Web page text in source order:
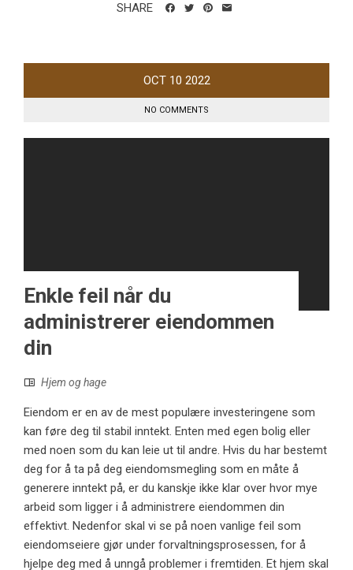
SHARE
OCT 10 2022
NO COMMENTS
Enkle feil når du
administrerer eiendommen
din
Hjem og hage
Eiendom er en av de mest populære investeringene som
kan føre deg til stabil inntekt. Enten med egen bolig eller
med noen som du kan leie ut til andre. Hvis du har bestemt
deg for å ta på deg eiendomsmegling som en måte å
generere inntekt på, er du kanskje ikke klar over hvor mye
arbeid som ligger i å administrere eiendommen din
effektivt. Nedenfor skal vi se på noen vanlige feil som
eiendomseiere gjør under forvaltningsprosessen, for å
hjelpe deg med å unngå problemer i fremtiden. Et hjem skal